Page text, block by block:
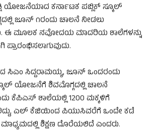
ಯೋಜನೆಯಾದ ಕರ್ನಾಟಕ ಪಬ್ಲಿಕ್ ಸ್ಕೂಲ್
ಜೂನ್‌ ೧ರಂದು ಚಾಲನೆ ನೀಡಲು
ಈ ಮೂಲಕ ನವೋದಯ ಮಾದರಿಯ ಶಾಲೆಗಳನ್ನು
ಪ್ರಾರಂಭಿಸಲಾಗುವುದು.
ಸಿಎಂ ಸಿದ್ದರಾಮಯ್ಯ, ಜೂನ್ ಒಂದರಂದು
ಯೋಜನೆಗೆ ಶಿವಮೊಗ್ಗದಲ್ಲಿ ಚಾಲನೆ
ಕೆಪಿಎಸ್ ಶಾಲೆಯಲ್ಲಿ 1200 ಮಕ್ಕಳಿಗೆ
ಎಲ್ ಕೆಜಿಯಿಂದ ಪಿಯುಸಿವರೆಗೆ ಒಂದೇ ಕಡೆ
ಮಾಧ್ಯಮದಲ್ಲಿ ಶಿಕ್ಷಣ ದೊರೆಯಲಿದೆ ಎಂದರು.